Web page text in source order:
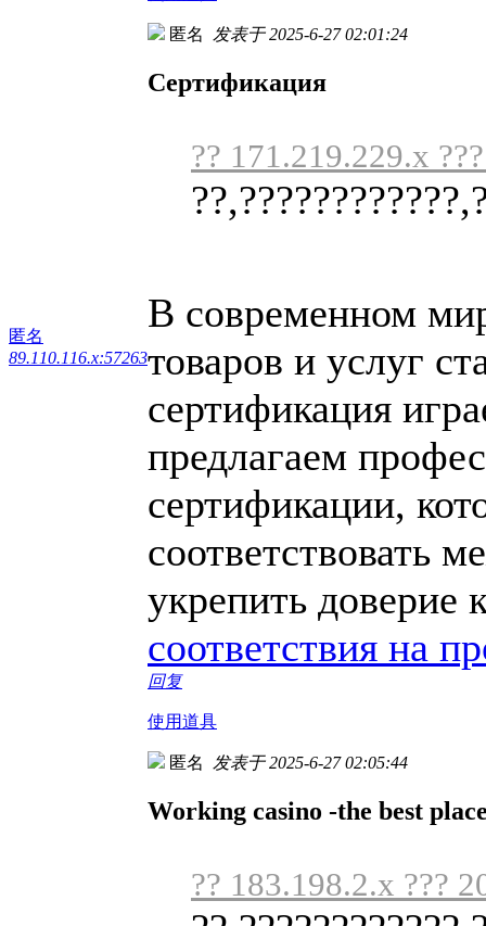
匿名
89.110.116.x:57263
匿名 发表于 2025-6-27 02:01:24
Сертификация
?? 171.219.229.x
В современном
товаров и услуг
сертификация
предлагаем
сертификации,
соответствовать
укрепить доверие
соответствия на
回复
使用道具
匿名 发表于 2025-6-27 02:05:44
Working casino -the best
?? 183.198.2.x ???